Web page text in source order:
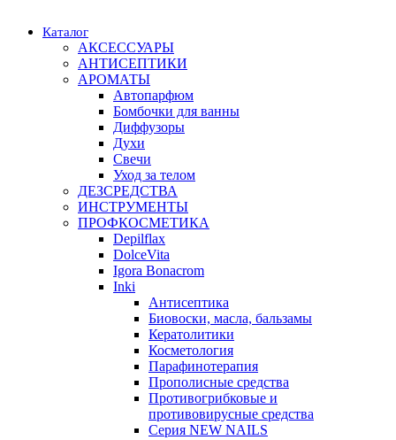
Каталог
АКСЕССУАРЫ
АНТИСЕПТИКИ
АРОМАТЫ
Автопарфюм
Бомбочки для ванны
Диффузоры
Духи
Свечи
Уход за телом
ДЕЗСРЕДСТВА
ИНСТРУМЕНТЫ
ПРОФКОСМЕТИКА
Depilflax
DolceVita
Igora Bonacrom
Inki
Антисептика
Биовоски, масла, бальзамы
Кератолитики
Косметология
Парафинотерапия
Прополисные средства
Противогрибковые и
противовирусные средства
Серия NEW NAILS